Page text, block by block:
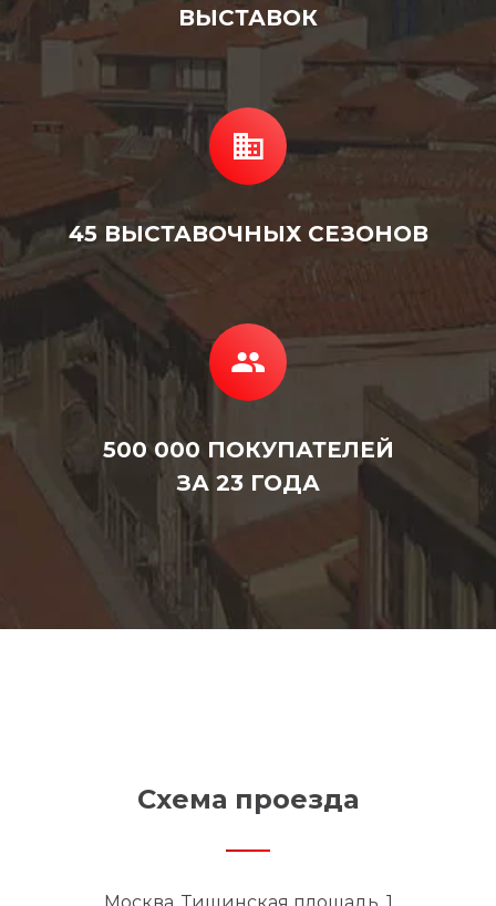
ВЫСТАВОК
45 ВЫСТАВОЧНЫХ СЕЗОНОВ
500 000 ПОКУПАТЕЛЕЙ
ЗА 23 ГОДА
Схема проезда